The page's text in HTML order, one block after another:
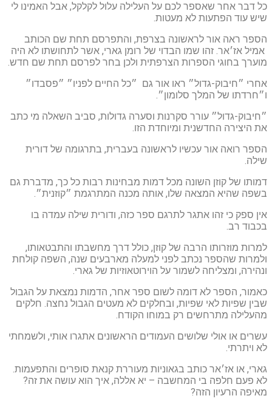
כל דבר אחר שאספר לכם על העלילה עלול לקלקל, אבל האמינו לי
שיש עוד הפתעות לא מעטות.
הספר ראה אור לראשונה בצרפת, והתפרסם תחת שם הכותב
אמיל אז׳אר. זהו שמו הבדוי של רומן גארי, אשר לתחושתו לא היה
מוערך בחוגי הספרות הצרפתית ולכן בחר לפרסם תחת שם חדש.
אחרי ״חיבוק-גדול״ ראו אור גם ״כל החיים לפניו״ ״פסבדו״
ו״חרדתו של המלך סלומון״.
״חיבוק-גדול״ עורר סקרנות וסערה גדולות, סביב השאלה מי כתב
את היצירה החדשנית ומיוחדת הזו.
הספר רואה אור עכשיו לראשונה בעברית, בתרגומה של דורית
שילה.
דמותו של קוזן השונה מכל דמות מבחינות רבות כל כך, מדברת גם
בשפה שהיא המצאה שלו, אותה מכנה המתרגמת ״קוזנית״.
אין ספק כי זהו אתגר לתרגם ספר כזה, ודורית שילה עמדה בו
בכבוד רב.
למרות מוזרותו הרבה של קוזן, כולל דרך מחשבתו והתבטאותו,
ולמרות שהספר נכתב לפני למעלה מארבעים שנה, השפה קולחת
ונהירה, ומצליחה לשמור על הוירוטאוזיות של גארי.
כאמור, הספר לא דומה לשום ספר אחר, הדמות נמצאת על הגבול
שבין שפיות לאי שפיות, ובחלקים לא מעטים הגבול נחצה. חלקים
מהעלילה מתרחשים רק במוחו הקודח.
עשרים או אולי שלושים העמודים הראשונים אתגרו אותי, ולשמחתי
לא ויתרתי.
גארי, או אז׳אר כותב בגאוניות מעוררת קנאת סופרים והתפעמות.
לא פעם חלפה בי המחשבה – יא אללה, איך הוא עושה את זה?
מאיפה הרעיון הזה?